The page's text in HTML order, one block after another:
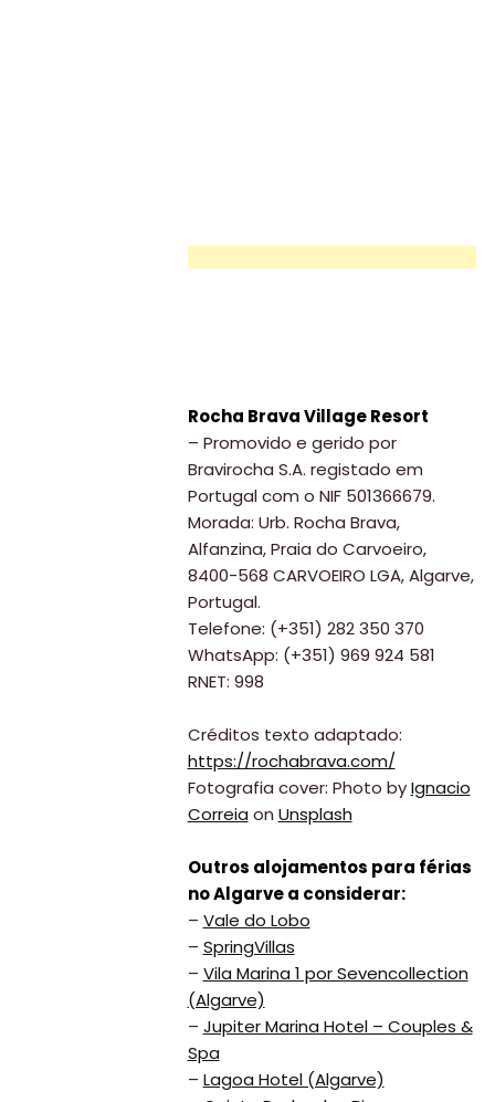
Falem
connosco!
Rocha Brava Village Resort
– Promovido e gerido por
Bravirocha S.A. registado em
Portugal com o NIF 501366679.
Morada: Urb. Rocha Brava,
Alfanzina, Praia do Carvoeiro,
8400-568 CARVOEIRO LGA, Algarve,
Portugal.
Telefone: (+351) 282 350 370
WhatsApp: (+351) 969 924 581
RNET: 998
Créditos texto adaptado:
https://rochabrava.com/
Fotografia cover: Photo byIgnacio
Correia on Unsplash
Outros alojamentos para férias
no Algarve a considerar:
– Vale do Lobo
– SpringVillas
– Vila Marina 1 por Sevencollection
(Algarve)
– Jupiter Marina Hotel – Couples &
Spa
– Lagoa Hotel (Algarve)